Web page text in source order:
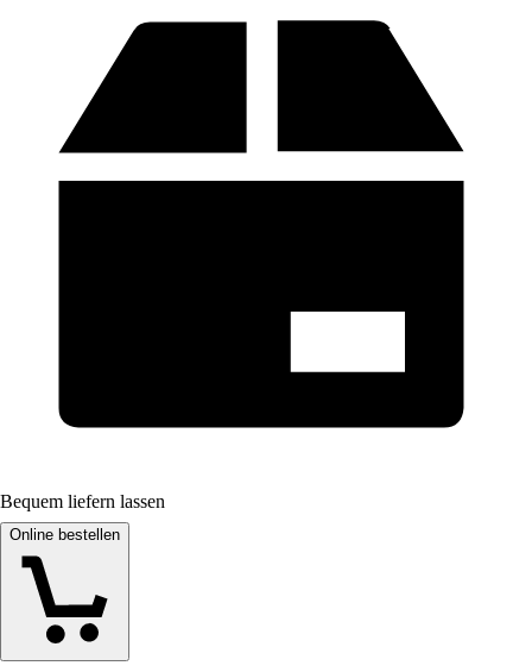
Bequem liefern lassen
Online bestellen